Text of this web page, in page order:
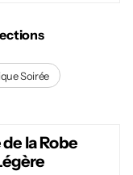
Soirée
laRobe